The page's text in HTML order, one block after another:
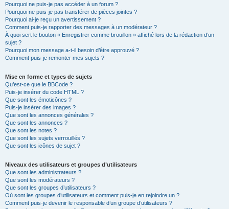
Pourquoi ne puis-je pas accéder à un forum ?
Pourquoi ne puis-je pas transférer de pièces jointes ?
Pourquoi ai-je reçu un avertissement ?
Comment puis-je rapporter des messages à un modérateur ?
À quoi sert le bouton « Enregistrer comme brouillon » affiché lors de la rédaction d’un
sujet ?
Pourquoi mon message a-t-il besoin d’être approuvé ?
Comment puis-je remonter mes sujets ?
Mise en forme et types de sujets
Qu’est-ce que le BBCode ?
Puis-je insérer du code HTML ?
Que sont les émoticônes ?
Puis-je insérer des images ?
Que sont les annonces générales ?
Que sont les annonces ?
Que sont les notes ?
Que sont les sujets verrouillés ?
Que sont les icônes de sujet ?
Niveaux des utilisateurs et groupes d’utilisateurs
Que sont les administrateurs ?
Que sont les modérateurs ?
Que sont les groupes d’utilisateurs ?
Où sont les groupes d’utilisateurs et comment puis-je en rejoindre un ?
Comment puis-je devenir le responsable d’un groupe d’utilisateurs ?